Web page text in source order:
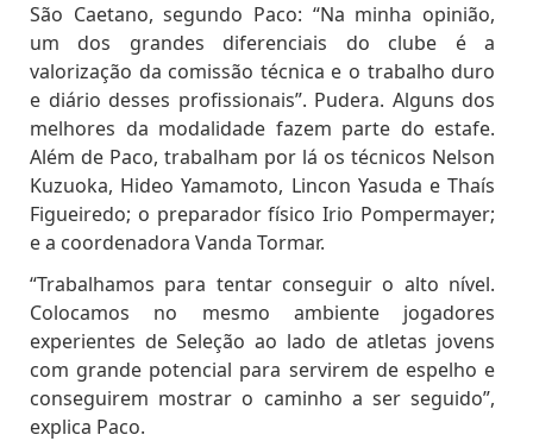
São Caetano, segundo Paco: “Na minha opinião,
um dos grandes diferenciais do clube é a
valorização da comissão técnica e o trabalho duro
e diário desses profissionais”. Pudera. Alguns dos
melhores da modalidade fazem parte do estafe.
Além de Paco, trabalham por lá os técnicos Nelson
Kuzuoka, Hideo Yamamoto, Lincon Yasuda e Thaís
Figueiredo; o preparador físico Irio Pompermayer;
e a coordenadora Vanda Tormar.
“Trabalhamos para tentar conseguir o alto nível.
Colocamos no mesmo ambiente jogadores
experientes de Seleção ao lado de atletas jovens
com grande potencial para servirem de espelho e
conseguirem mostrar o caminho a ser seguido”,
explica Paco.